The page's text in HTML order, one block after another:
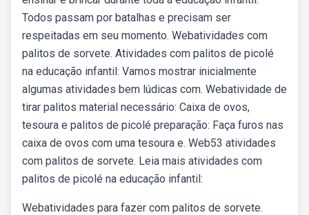
Todos passam por batalhas e precisam ser
respeitadas em seu momento. Webatividades com
palitos de sorvete. Atividades com palitos de picolé
na educação infantil: Vamos mostrar inicialmente
algumas atividades bem lúdicas com. Webatividade de
tirar palitos material necessário: Caixa de ovos,
tesoura e palitos de picolé preparação: Faça furos nas
caixa de ovos com uma tesoura e. Web53 atividades
com palitos de sorvete. Leia mais atividades com
palitos de picolé na educação infantil:
Webatividades para fazer com palitos de sorvete.